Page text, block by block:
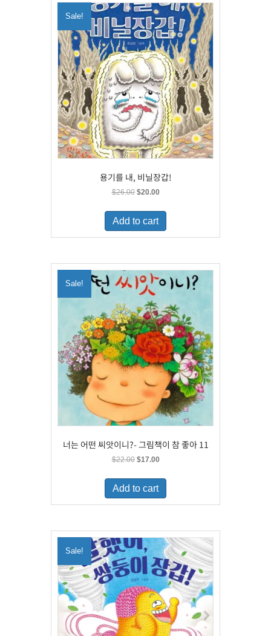
Sale!
용기를 내, 비닐장갑!
$26.00 Original
was:
$26.00.
$20.00Current
is:
$20.00.
Add to cart
Sale!
너는 어떤 씨앗이니?- 그림책이 참 좋아 11
$22.00 Original
was:
$22.00.
$17.00Current
is:
$17.00.
Add to cart
Sale!